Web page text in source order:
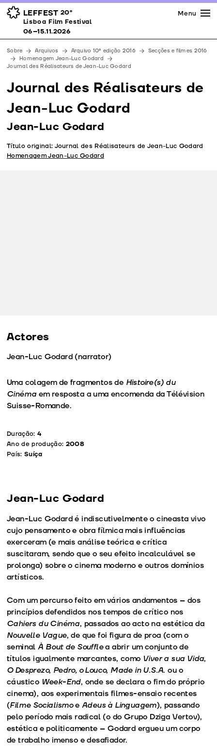
LEFFEST 20º
Lisboa Film Festival 06–15.11.2026
Prémios
Espaços
Apoios
Equipa
Downloads
Menu
Lisboa Film Festival
06–15.11.2026
Sobre Arquivos Arquivo 10ª edição 2016
Secções e filmes 2016
Homenagem Jean-Luc Godard
Journal des Réalisateurs de Jean-Luc Godard
Journal des Réalisateurs de
Jean-Luc Godard
Jean-Luc Godard
Título original: Journal des Réalisateurs de Jean-Luc Godard
Homenagem Jean-Luc Godard
Actores
Jean-Luc Godard (narrator)
Uma colagem de fragmentos de Histoire(s) du
Cinéma em resposta a uma encomenda da Télévision
Suisse-Romande.
Duração: 4
Ano de produção: 2008
País: Suíça
Jean-Luc Godard
Jean-Luc Godard é indiscutivelmente o cineasta vivo
cujo pensamento e obra fílmica mais influências
exerceram (e mais análise teórica e crítica
suscitaram, sendo que o seu efeito incalculável se
prolonga) sobre o cinema moderno e outros domínios
artísticos.
Com um percurso feito em vários andamentos – dos
princípios defendidos nos tempos de crítico nos
Cahiers du Cinéma, passados ao acto na estética da
Nouvelle Vague, de que foi figura de proa (com o
seminalÀ Bout de Soufflea abrir um conjunto de
títulos igualmente marcantes, como Viver a sua Vida,
O Desprezo, Pedro, o Louco, Made in U.S.A. ou o
cáustico Week-End, onde se declara o fim do próprio
cinema), aos experimentais filmes-ensaio recentes
(Filme SocialismoeAdeus à Linguagem), passando
pelo período mais radical (o do Grupo Dziga Vertov),
estética e politicamente – Godard ergueu um corpo
de trabalho imenso e desafiador.